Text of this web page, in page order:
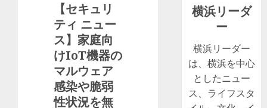
【セキュリ
ティ ニュー
ス】家庭向
けIoT機器の
マルウェア
感染や脆弱
性状況を無
横浜リーダ
ー
横浜リーダー
は、横浜を中心
としたニュー
ス、ライフスタ